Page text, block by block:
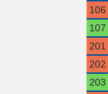
106
107
201
202
203